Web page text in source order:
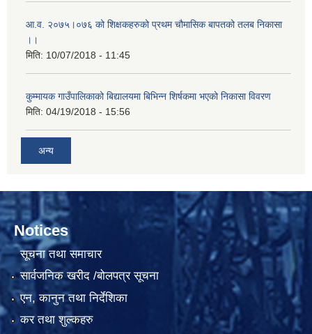
आ.व. २०७५।०७६ को शिक्षकहरुको प्रथम चौमासिक बापतको तलब निकासा
।।
मिति: 10/07/2018 - 11:45
कुम्मायक गाउँपालिकाको बिद्यालयमा बिभिन्न शिर्षकमा भएको निकासा विवरण
मिति: 04/19/2018 - 15:56
अन्य
Notices
सूचना तथा समाचार
सार्वजनिक खरीद /बोलपत्र सूचना
एन, कानुन तथा निर्देशिका
कर तथा शुल्कहरु